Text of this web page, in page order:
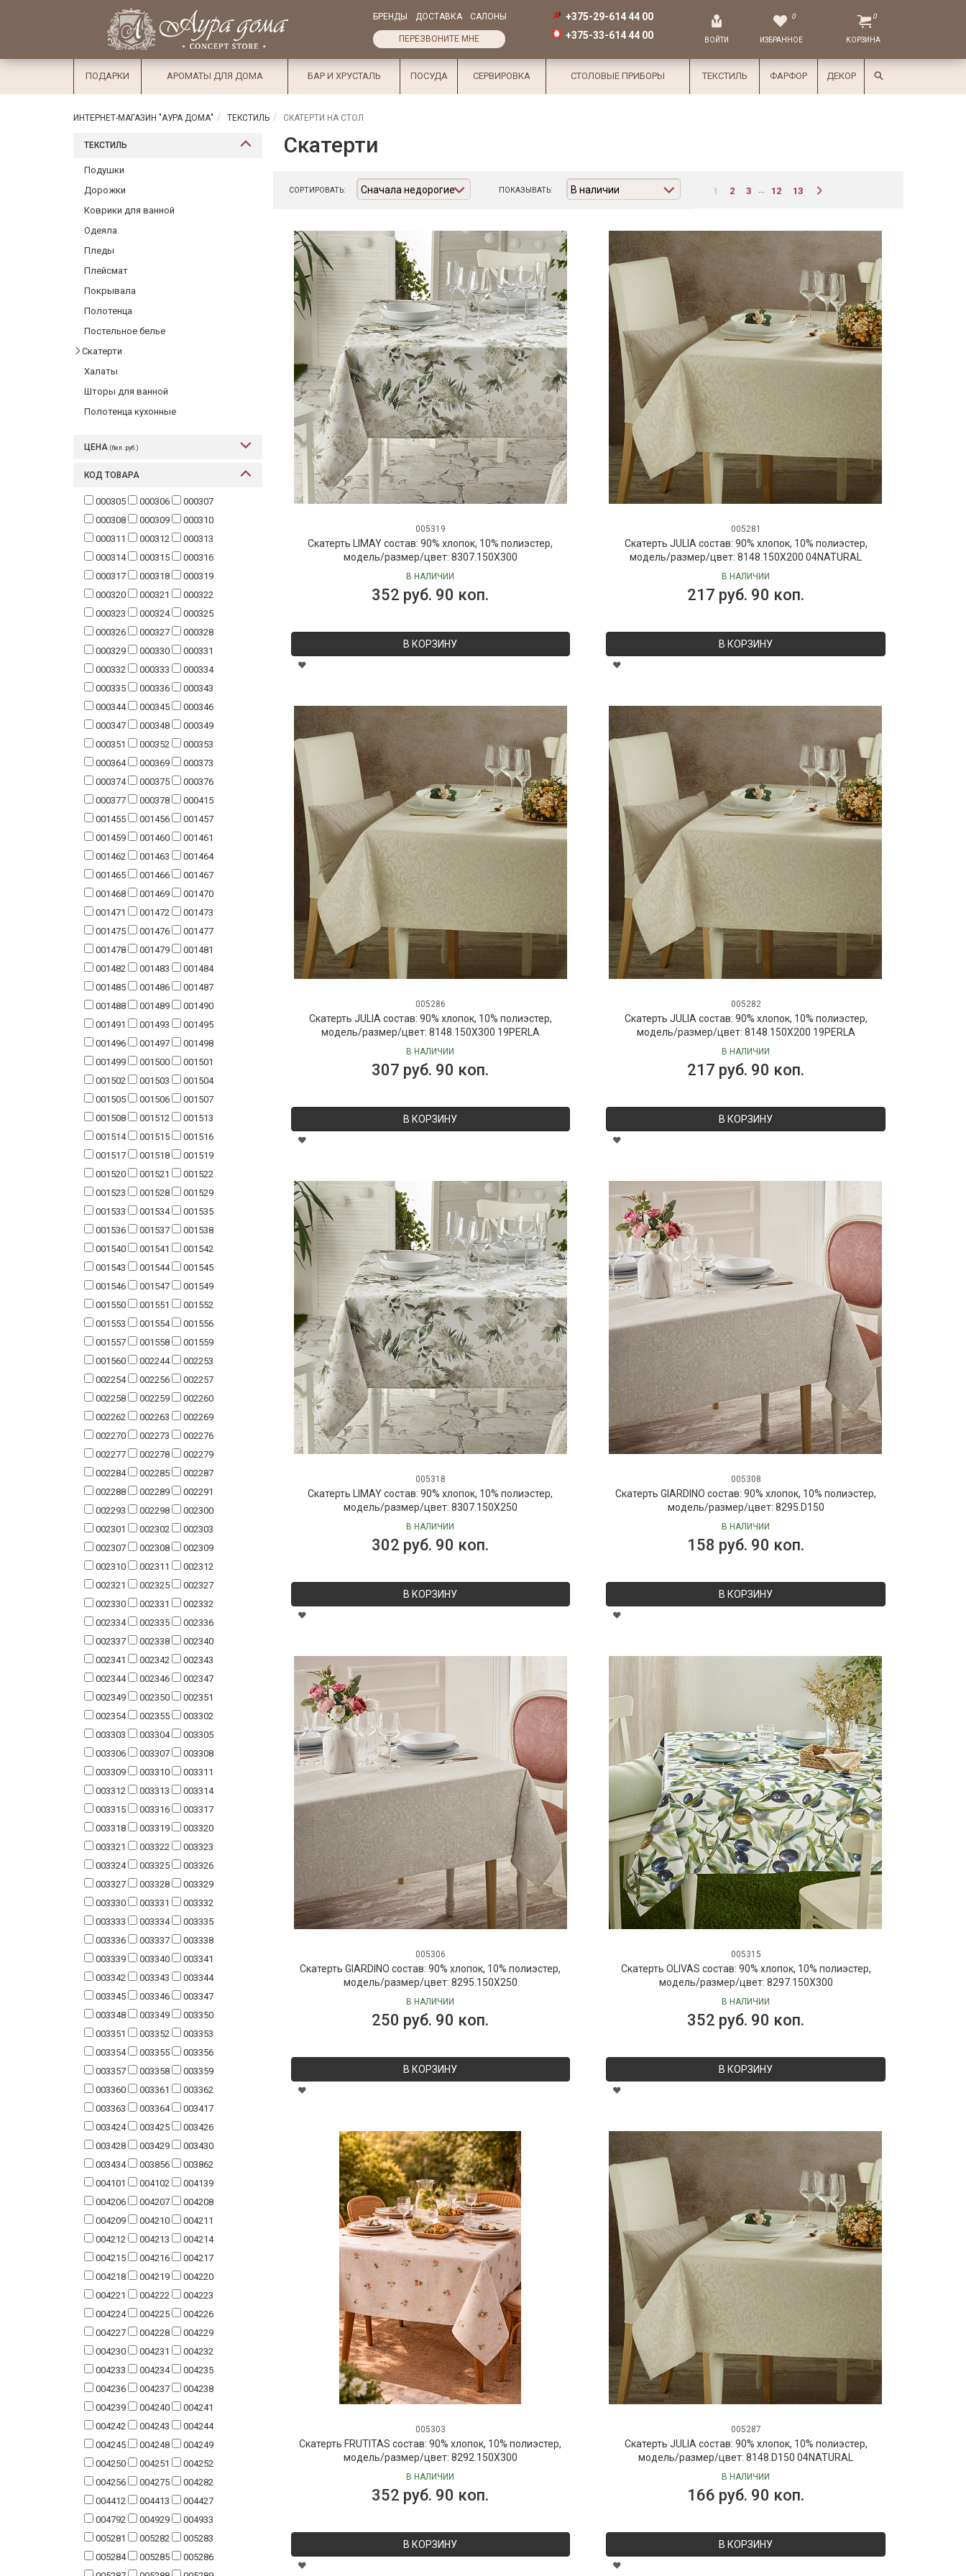
Избранное
×
СалоныДоставка
Оплата
Подарки
Ароматы
для дома
хрусталь
Сервировка
Столовые
приборы
Текстиль
БРЕНДЫ ДОСТАВКА САЛОНЫ
ПЕРЕЗВОНИТЕ МНЕ
+375-29-614 44 00
+375-33-614 44 00
ВОЙТИ
0
ИЗБРАННОЕ
0
КОРЗИНА
ПОДАРКИ АРОМАТЫ ДЛЯ ДОМА БАР И ХРУСТАЛЬ ПОСУДА СЕРВИРОВКА СТОЛОВЫЕ ПРИБОРЫ ТЕКСТИЛЬ ФАРФОР ДЕКОР
ИНТЕРНЕТ-МАГАЗИН "АУРА ДОМА" ТЕКСТИЛЬ СКАТЕРТИ НА СТОЛ
ТЕКСТИЛЬ
Подушки
Дорожки
Коврики для ванной
Одеяла
Пледы
Плейсмат
Покрывала
Полотенца
Постельное белье
Скатерти
Халаты
Шторы для ванной
Полотенца кухонные
ЦЕНА (бел. руб.)
КОД ТОВАРА
000305 000306
000307
000308
000309
000310
000311
000312
000313
000314
000315
000316
000317
000318
000319
000320
000321
000322
000323
000324
000325
000326
000327
000328
000329
000330
000331
000332
000333
000334
000335
000336
000343
000344
000345
000346
000347
000348
000349
000351
000352
000353
000364
000369
000373
000374
000375
000376
000377
000378
000415
001455
001456
001457
001459
001460
001461
001462
001463
001464
001465
001466
001467
001468
001469
001470
001471
001472
001473
001475
001476
001477
001478
001479
001481
001482
001483
001484
001485
001486
001487
001488
001489
001490
001491
001493
001495
001496
001497
001498
001499
001500
001501
001502
001503
001504
001505
001506
001507
001508
001512
001513
001514
001515
001516
001517
001518
001519
001520
001521
001522
001523
001528
001529
001533
001534
001535
001536
001537
001538
001540
001541
001542
001543
001544
001545
001546
001547
001549
001550
001551
001552
001553
001554
001556
001557
001558
001559
001560
002244
002253
002254
002256
002257
002258
002259
002260
002262
002263
002269
002270
002273
002276
002277
002278
002279
002284
002285
002287
002288
002289
002291
002293
002298
002300
002301
002302
002303
002307
002308
002309
002310
002311
002312
002321
002325
002327
002330
002331
002332
002334
002335
002336
002337
002338
002340
002341
002342
002343
002344
002346
002347
002349
002350
002351
002354
002355
003302
003303
003304
003305
003306
003307
003308
003309
003310
003311
003312
003313
003314
003315
003316
003317
003318
003319
003320
003321
003322
003323
003324
003325
003326
003327
003328
003329
003330
003331
003332
003333
003334
003335
003336
003337
003338
003339
003340
003341
003342
003343
003344
003345
003346
003347
003348
003349
003350
003351
003352
003353
003354
003355
003356
003357
003358
003359
003360
003361
003362
003363
003364
003417
003424
003425
003426
003428
003429
003430
003434
003856
003862
004101
004102
004139
004206
004207
004208
004209
004210
004211
004212
004213
004214
004215
004216
004217
004218
004219
004220
004221
004222
004223
004224
004225
004226
004227
004228
004229
004230
004231
004232
004233
004234
004235
004236
004237
004238
004239
004240
004241
004242
004243
004244
004245
004248
004249
004250
004251
004252
004256
004275
004282
004412
004413
004427
004792
004929
004933
005281
005282
005283
005284
005285
005286
Скатерти
СОРТИРОВАТЬ: Сначала недорогие ПОКАЗЫВАТЬ: В наличии 1 2 3 12 13
005319
Скатерть LIMAY состав: 90% хлопок, 10% полиэстер,
модель/размер/цвет: 8307.150X300
В НАЛИЧИИ
352 руб. 90 коп.
В КОРЗИНУ
005281
Скатерть JULIA состав: 90% хлопок, 10% полиэстер,
модель/размер/цвет: 8148.150X200 04NATURAL
В НАЛИЧИИ
217 руб. 90 коп.
В КОРЗИНУ
005286
Скатерть JULIA состав: 90% хлопок, 10% полиэстер,
модель/размер/цвет: 8148.150X300 19PERLA
В НАЛИЧИИ
307 руб. 90 коп.
В КОРЗИНУ
005282
Скатерть JULIA состав: 90% хлопок, 10% полиэстер,
модель/размер/цвет: 8148.150X200 19PERLA
В НАЛИЧИИ
217 руб. 90 коп.
В КОРЗИНУ
005318
Скатерть LIMAY состав: 90% хлопок, 10% полиэстер,
модель/размер/цвет: 8307.150X250
В НАЛИЧИИ
302 руб. 90 коп.
В КОРЗИНУ
005308
Скатерть GIARDINO состав: 90% хлопок, 10% полиэстер,
модель/размер/цвет: 8295.D150
В НАЛИЧИИ
158 руб. 90 коп.
В КОРЗИНУ
005306
Скатерть GIARDINO состав: 90% хлопок, 10% полиэстер,
модель/размер/цвет: 8295.150X250
В НАЛИЧИИ
250 руб. 90 коп.
В КОРЗИНУ
005315
Скатерть OLIVAS состав: 90% хлопок, 10% полиэстер,
модель/размер/цвет: 8297.150X300
В НАЛИЧИИ
352 руб. 90 коп.
В КОРЗИНУ
005303
Скатерть FRUTITAS состав: 90% хлопок, 10% полиэстер,
модель/размер/цвет: 8292.150X300
В НАЛИЧИИ
352 руб. 90 коп.
В КОРЗИНУ
005287
Скатерть JULIA состав: 90% хлопок, 10% полиэстер,
модель/размер/цвет: 8148.D150 04NATURAL
В НАЛИЧИИ
166 руб. 90 коп.
В КОРЗИНУ